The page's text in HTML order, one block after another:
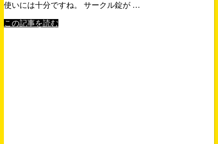
使いには十分ですね。 サークル錠が …
この記事を読む